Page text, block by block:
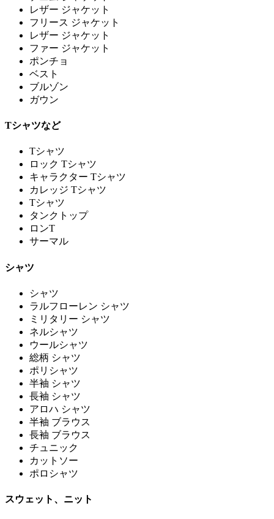
レザー ジャケット
フリース ジャケット
レザー ジャケット
ファー ジャケット
ポンチョ
ベスト
ブルゾン
ガウン
Tシャツなど
Tシャツ
ロック Tシャツ
キャラクター Tシャツ
カレッジ Tシャツ
Tシャツ
タンクトップ
ロンT
サーマル
シャツ
シャツ
ラルフローレン シャツ
ミリタリー シャツ
ネルシャツ
ウールシャツ
総柄 シャツ
ポリシャツ
半袖 シャツ
長袖 シャツ
アロハ シャツ
半袖 ブラウス
長袖 ブラウス
チュニック
カットソー
ポロシャツ
スウェット、ニット